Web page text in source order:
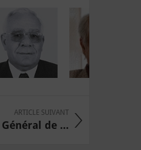
ARTICLE SUIVANT
de ...